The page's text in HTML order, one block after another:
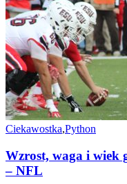
Ciekawostka,Python
Wzrost, waga i wiek
– NFL